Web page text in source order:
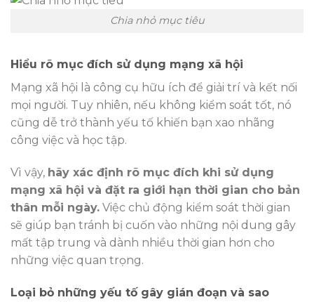
Chia nhỏ mục tiêu
Hiểu rõ mục đích sử dụng mạng xã hội
Mạng xã hội là công cụ hữu ích để giải trí và kết nối
mọi người. Tuy nhiên, nếu không kiểm soát tốt, nó
cũng dễ trở thành yếu tố khiến bạn xao nhãng
công việc và học tập.
Vì vậy, hãy xác định rõ mục đích khi sử dụng
mạng xã hội và đặt ra giới hạn thời gian cho bản
thân mỗi ngày. Việc chủ động kiểm soát thời gian
sẽ giúp bạn tránh bị cuốn vào những nội dung gây
mất tập trung và dành nhiều thời gian hơn cho
những việc quan trọng.
Loại bỏ những yếu tố gây gián đoạn và sao